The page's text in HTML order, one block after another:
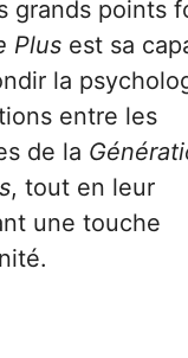
grands points
Plus est sa
la
entre les
de la
, tout en leur
une touche